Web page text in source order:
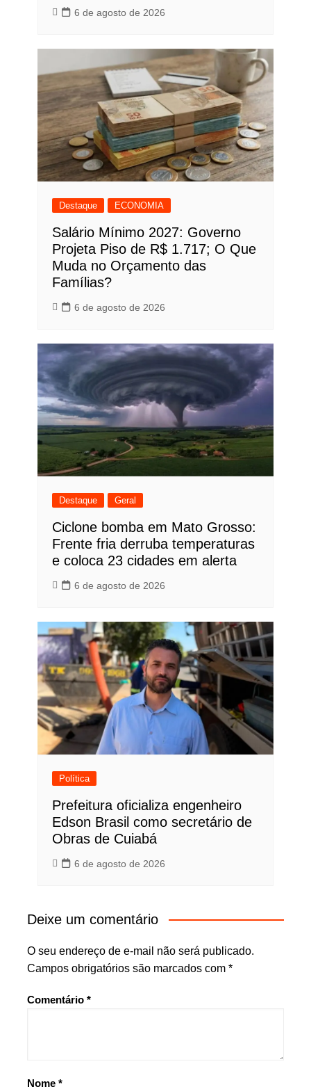
6 de agosto de 2026
Destaque ECONOMIA
Salário Mínimo 2027: Governo
Projeta Piso de R$ 1.717; O Que
Muda no Orçamento das
Famílias?
6 de agosto de 2026
Destaque Geral
Ciclone bomba em Mato Grosso:
Frente fria derruba temperaturas
e coloca 23 cidades em alerta
6 de agosto de 2026
Política
Prefeitura oficializa engenheiro
Edson Brasil como secretário de
Obras de Cuiabá
6 de agosto de 2026
Deixe um comentário
O seu endereço de e-mail não será publicado.
Campos obrigatórios são marcados com *
Comentário *
Nome *